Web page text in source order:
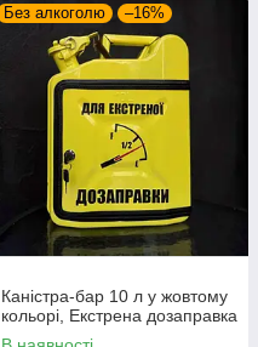
Без алкоголю –16%
Каністра-бар 10 л у жовтому
кольорі, Екстрена дозаправка